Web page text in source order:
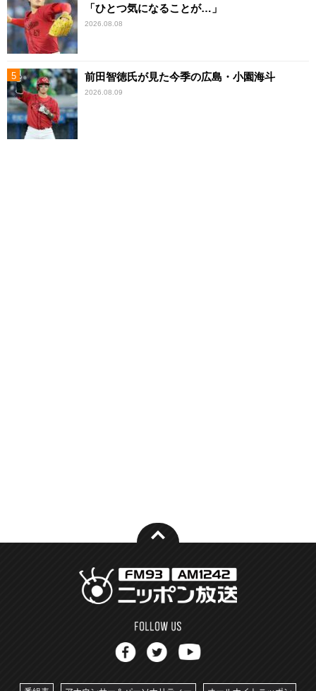
「ひとつ気になることが…」
2026.08.08
前田智徳氏が見た今季の広島・小園海斗
2026.08.09